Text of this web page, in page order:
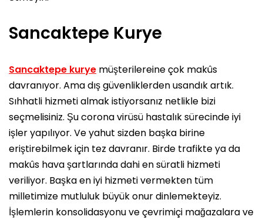
Sancaktepe Kurye
Sancaktepe kurye müşterilereine çok makûs
davranıyor. Ama dış güvenliklerden usandık artık.
Sıhhatli hizmeti almak istiyorsanız netlikle bizi
seçmelisiniz. Şu corona virüsü hastalık sürecinde iyi
işler yapılıyor. Ve yahut sizden başka birine
eriştirebilmek için tez davranır. Birde trafikte ya da
makûs hava şartlarında dahi en süratli hizmeti
veriliyor. Başka en iyi hizmeti vermekten tüm
milletimize mutluluk büyük onur dinlemekteyiz.
İşlemlerin konsolidasyonu ve çevrimiçi mağazalara ve